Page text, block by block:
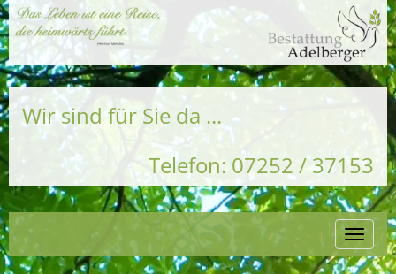
Wir sind für Sie da ...
Telefon: 07252 / 37153